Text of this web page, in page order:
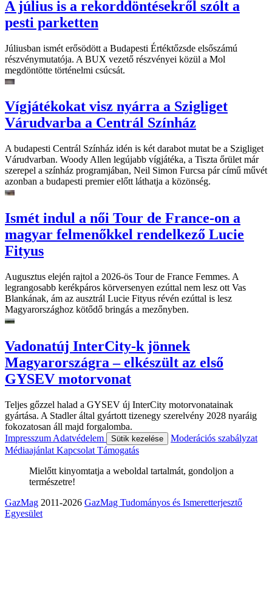
A július is a rekorddöntésekről szólt a
pesti parketten
Júliusban ismét erősödött a Budapesti Értéktőzsde elsőszámú
részvénymutatója. A BUX vezető részvényei közül a Mol
megdöntötte történelmi csúcsát.
Vígjátékokat visz nyárra a Szigliget
Várudvarba a Centrál Színház
A budapesti Centrál Színház idén is két darabot mutat be a Szigliget
Várudvarban. Woody Allen legújabb vígjátéka, a Tiszta őrület már
szerepel a színház programjában, Neil Simon Furcsa pár című művét
azonban a budapesti premier előtt láthatja a közönség.
Ismét indul a női Tour de France-on a
magyar felmenőkkel rendelkező Lucie
Fityus
Augusztus elején rajtol a 2026-ös Tour de France Femmes. A
legrangosabb kerékpáros körversenyen ezúttal nem lesz ott Vas
Blankának, ám az ausztrál Lucie Fityus révén ezúttal is lesz
Magyarországhoz kötődő bringás a mezőnyben.
Vadonatúj InterCity-k jönnek
Magyarországra – elkészült az első
GYSEV motorvonat
Teljes gőzzel halad a GYSEV új InterCity motorvonatainak
gyártása. A Stadler által gyártott tizenegy szerelvény 2028 nyaráig
fokozatosan áll majd forgalomba.
Impresszum Adatvédelem Sütik kezelése
Moderációs szabályzat
Médiaajánlat Kapcsolat Támogatás
Mielőtt kinyomtatja a weboldal tartalmát, gondoljon a
természetre!
GazMag 2011-2026 GazMag Tudományos és Ismeretterjesztő
Egyesület